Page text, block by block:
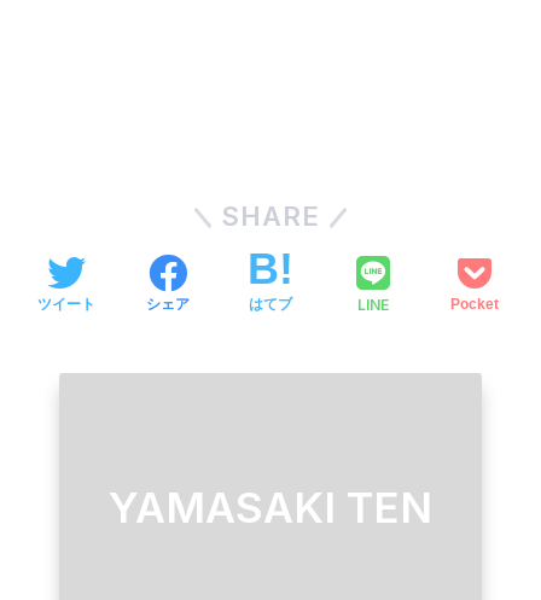
SHARE
ツイート シェア はてブ LINE Pocket
YAMASAKI TEN